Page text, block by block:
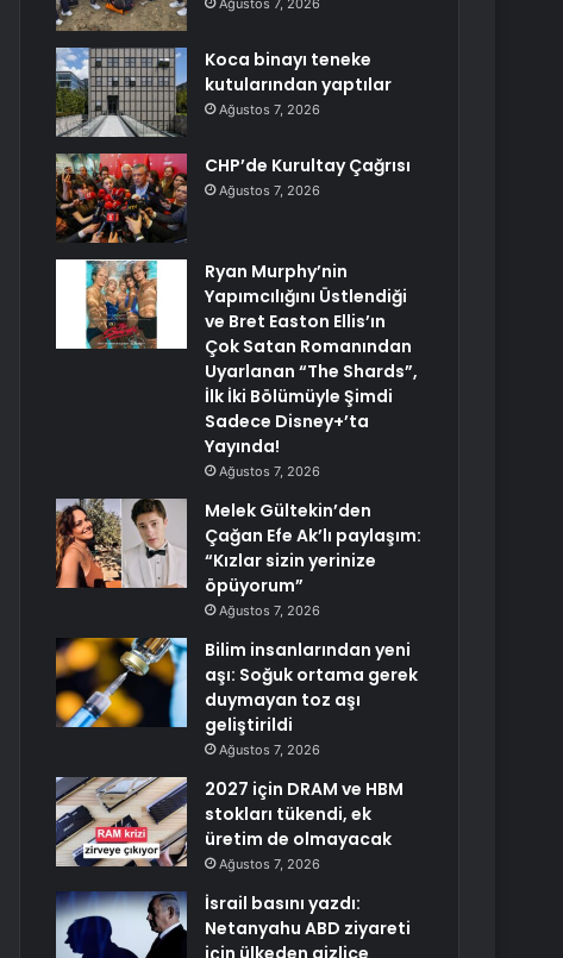
Ağustos 7, 2026
Koca binayı teneke
kutularından yaptılar
Ağustos 7, 2026
CHP’de Kurultay Çağrısı
Ağustos 7, 2026
Ryan Murphy’nin
Yapımcılığını Üstlendiği
ve Bret Easton Ellis’ın
Çok Satan Romanından
Uyarlanan “The Shards”,
İlk İki Bölümüyle Şimdi
Sadece Disney+’ta
Yayında!
Ağustos 7, 2026
Melek Gültekin’den
Çağan Efe Ak’lı paylaşım:
“Kızlar sizin yerinize
öpüyorum”
Ağustos 7, 2026
Bilim insanlarından yeni
aşı: Soğuk ortama gerek
duymayan toz aşı
geliştirildi
Ağustos 7, 2026
2027 için DRAM ve HBM
stokları tükendi, ek
üretim de olmayacak
Ağustos 7, 2026
İsrail basını yazdı:
Netanyahu ABD ziyareti
için ülkeden gizlice